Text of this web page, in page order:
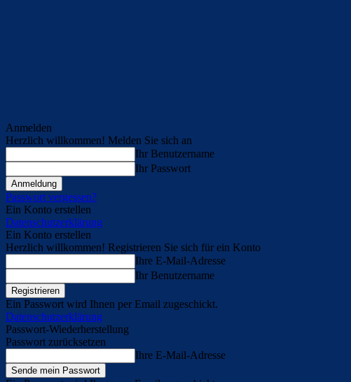
Anmelden
Herzlich willkommen! Melden Sie sich an
Ihr Benutzername
Ihr Passwort
Passwort vergessen?
Ein Konto erstellen
Datenschutzerklärung
Ein Konto erstellen
Herzlich willkommen! Registrieren Sie sich für ein Konto
Ihre E-Mail-Adresse
Ihr Benutzername
Ein Passwort wird Ihnen per Email zugeschickt.
Datenschutzerklärung
Passwort-Wiederherstellung
Passwort zurücksetzen
Ihre E-Mail-Adresse